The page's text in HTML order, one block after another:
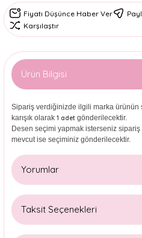
Fiyatı Düşünce Haber Ver
Karşılaştır
Ürün Bilgisi
Sipariş verdiğinizde ilgili marka ürünün
karışık olarak 1 adet gönderilecektir.
Desen seçimi yapmak isterseniz
mevcut ise seçiminiz gönderilecektir.
Yorumlar
Taksit Seçenekleri